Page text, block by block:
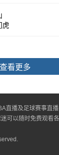
虎
查看更多
直播及足球赛事直
可以随时免费观看